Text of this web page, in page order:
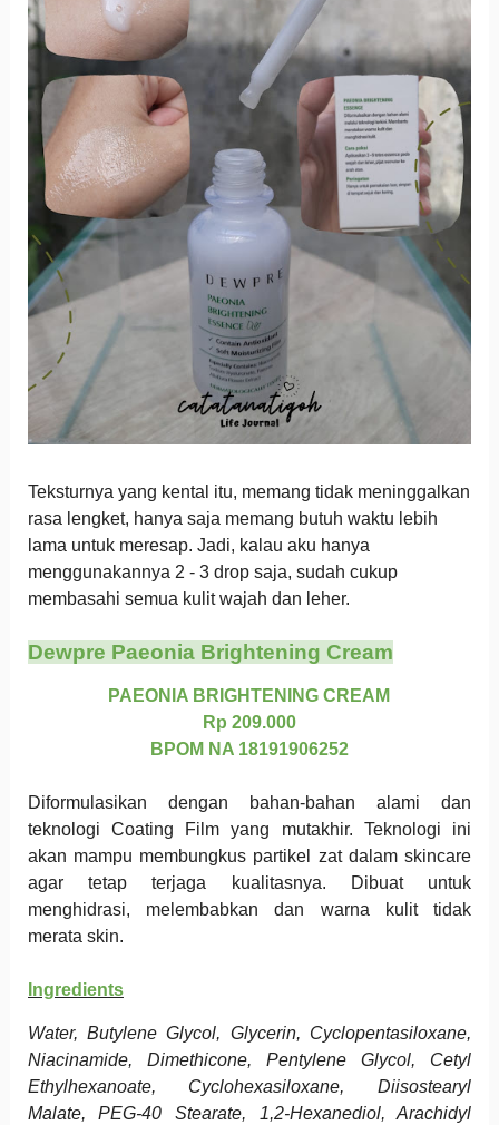
Teksturnya yang kental itu, memang tidak meninggalkan
rasa lengket, hanya saja memang butuh waktu lebih
lama untuk meresap. Jadi, kalau aku hanya
menggunakannya 2 - 3 drop saja, sudah cukup
membasahi semua kulit wajah dan leher.
Dewpre Paeonia Brightening Cream
PAEONIA BRIGHTENING CREAM
Rp 209.000
BPOM NA 18191906252
Diformulasikan dengan bahan-bahan alami dan
teknologi Coating Film yang mutakhir. Teknologi ini
akan mampu membungkus partikel zat dalam skincare
agar tetap terjaga kualitasnya. Dibuat untuk
menghidrasi, melembabkan dan warna kulit tidak
merata skin.
Ingredients
Water, Butylene Glycol, Glycerin, Cyclopentasiloxane,
Niacinamide, Dimethicone, Pentylene Glycol, Cetyl
Ethylhexanoate, Cyclohexasiloxane, Diisostearyl
Malate, PEG-40 Stearate, 1,2-Hexanediol, Arachidyl